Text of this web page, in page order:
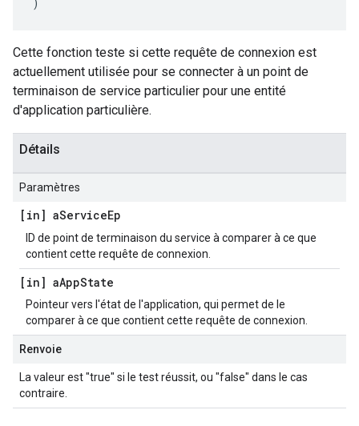
Cette fonction teste si cette requête de connexion est
actuellement utilisée pour se connecter à un point de
terminaison de service particulier pour une entité
d'application particulière.
Détails
Paramètres
[in] aServiceEp
ID de point de terminaison du service à comparer à ce que
contient cette requête de connexion.
[in] aAppState
Pointeur vers l'état de l'application, qui permet de le
comparer à ce que contient cette requête de connexion.
Renvoie
La valeur est "true" si le test réussit, ou "false" dans le cas
contraire.